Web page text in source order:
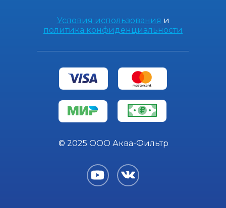
© 2025 ООО Аква-Фильтр
Условия использования и
политика конфиденциальности